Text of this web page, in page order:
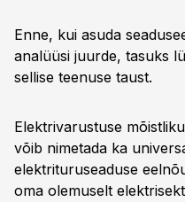
Enne, kui asuda
analüüsi juurde, tasuks
sellise teenuse taust.
Elektrivarustuse
võib nimetada ka
elektrituruseaduse
oma olemuselt